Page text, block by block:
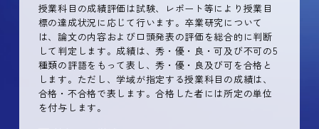
授業科目の成績評価は試験、レポート等により授業目
標の達成状況に応じて行います。卒業研究について
は、論文の内容および口頭発表の評価を総合的に判断
して判定します。成績は、秀・優・良・可及び不可の5
種類の評語をもって表し、秀・優・良及び可を合格と
します。ただし、学域が指定する授業科目の成績は、
合格・不合格で表します。合格した者には所定の単位
を付与します。